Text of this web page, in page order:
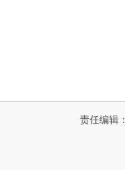
责任编辑